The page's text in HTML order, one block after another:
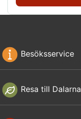
Besöksservice
Resa till Dalarna